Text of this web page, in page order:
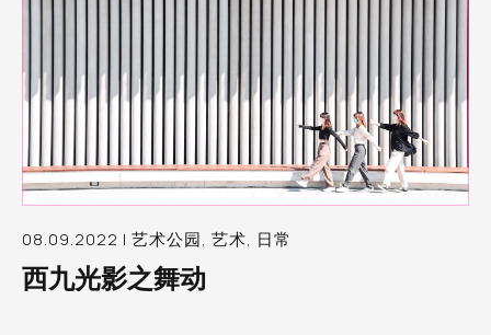
08.09.2022 | 艺术公园, 艺术, 日常
西九光影之舞动